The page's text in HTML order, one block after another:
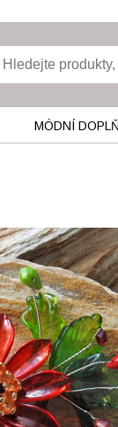
MÓDNÍ